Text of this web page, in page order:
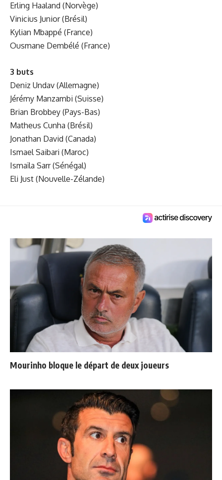
Erling Haaland (Norvège)
Vinicius Junior (Brésil)
Kylian Mbappé (France)
Ousmane Dembélé (France)
3 buts
Deniz Undav (Allemagne)
Jérémy Manzambi (Suisse)
Brian Brobbey (Pays-Bas)
Matheus Cunha (Brésil)
Jonathan David (Canada)
Ismael Saibari (Maroc)
Ismaïla Sarr (Sénégal)
Eli Just (Nouvelle-Zélande)
Mourinho bloque le départ de deux joueurs